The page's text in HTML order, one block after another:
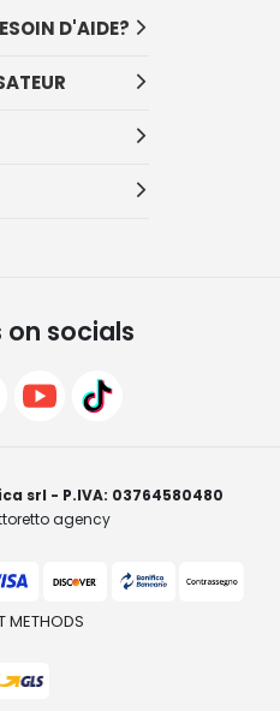
D'AIDE?
on socials
srl - P.IVA: 03764580480
agency
METHODS